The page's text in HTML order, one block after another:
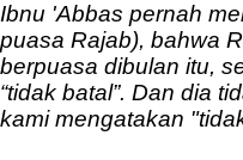
Ibnu 'Abbas pernah
puasa Rajab), bahwa
berpuasa dibulan itu,
“tidak batal”. Dan dia
kami mengatakan